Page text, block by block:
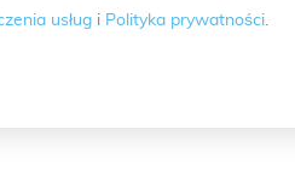
usług i Polityka prywatności